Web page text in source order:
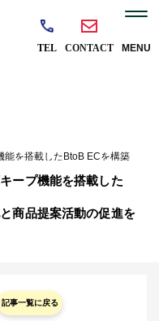
能を搭載したBtoB ECを構築
ープ機能を搭載した
商品提案活動の促進を
記事一覧に戻る